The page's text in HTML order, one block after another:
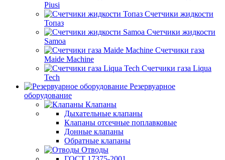
Piusi
Счетчики жидкости
Топаз
Счетчики жидкости
Samoa
Счетчики газа
Maide Machine
Счетчики газа Liqua
Tech
Резервуарное
оборудование
Клапаны
Дыхательные клапаны
Клапаны отсечные поплавковые
Донные клапаны
Обратные клапаны
Отводы